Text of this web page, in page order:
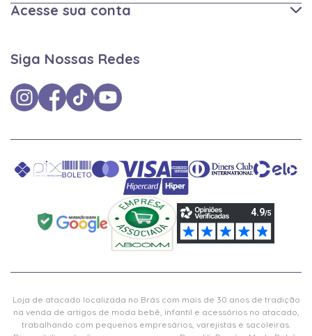
Acesse sua conta
Siga Nossas Redes
Loja de atacado localizada no Brás com mais de 30 anos de tradição
na venda de artigos de moda bebê, infantil e acessórios no atacado,
trabalhando com pequenos empresários, varejistas e sacoleiras.